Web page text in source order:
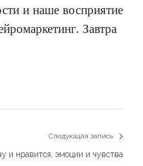
и наше восприятие
Завтра
Следующая запись
Next
и нравится, эмоции и чувства